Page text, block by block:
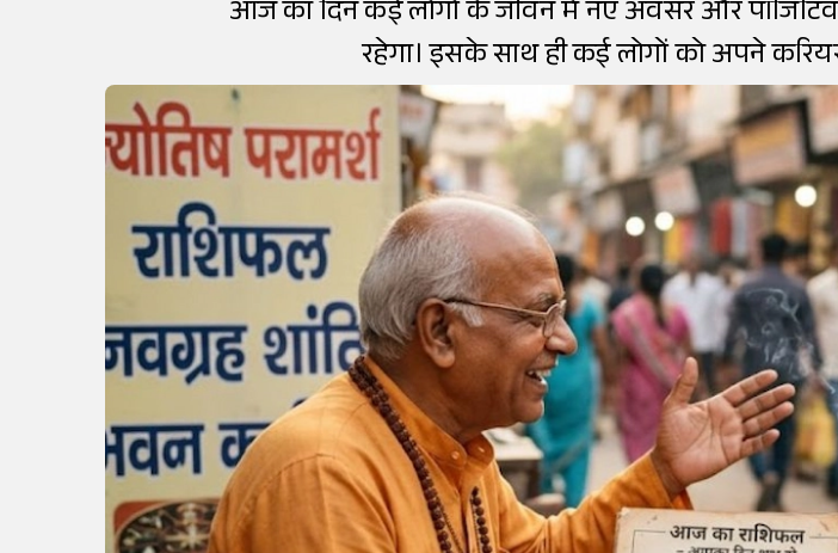
आज का दिन कई लोगों के जीवन में नए अवसर और
रहेगा। इसके साथ ही कई लोगों को अपने